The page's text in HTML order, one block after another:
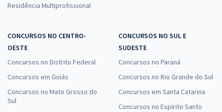
Residência Multiprofissional
CONCURSOS NO CENTRO-
OESTE
Concursos no Distrito Federal
Concursos em Goiás
Concursos no Mato Grosso do
Sul
CONCURSOS NO SUL E
SUDESTE
Concursos no Paraná
Concursos no Rio Grande do Sul
Concursos em Santa Catarina
Concursos no Espírito Santo